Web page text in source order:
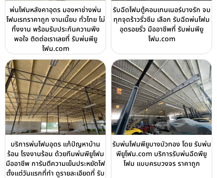
พ่นโฟมหลังคาอุดร มองหาช่างพ่น
โฟมเรทราคาถูก งานเนี๊ยบ ทั่วไทย ไม่
ทิ้งงาน พร้อมรับประกันความพึง
พอใจ ติดต่อเราเลยที่ รับพ่นพียู
โฟม.com
รับฉีดโฟมตู้คอนเทนเนอร์บางรัก จบ
ทุกจุดร้าวรั่วซึม เลือก รับฉีดพ่นโฟม
อุดรอยรั่ว มืออาชีพที่ รับพ่นพียู
โฟม.com
บริการพ่นโฟมอุดร แก้ปัญหาบ้าน
ร้อน โรงงานร้อน ด้วยทีมพ่นพียูโฟม
มืออาชีพ การันตีความเย็นประหยัดไฟ
ตั้งแต่วันแรกที่ทำ ดูรายละเอียดที่ รับ
รับพ่นโฟมพียูบางบัวทอง โดย รับพ่น
พียูโฟม.com บริการรับพ่นฉีดพียู
โฟม แบบครบวงจร ราคาถูก